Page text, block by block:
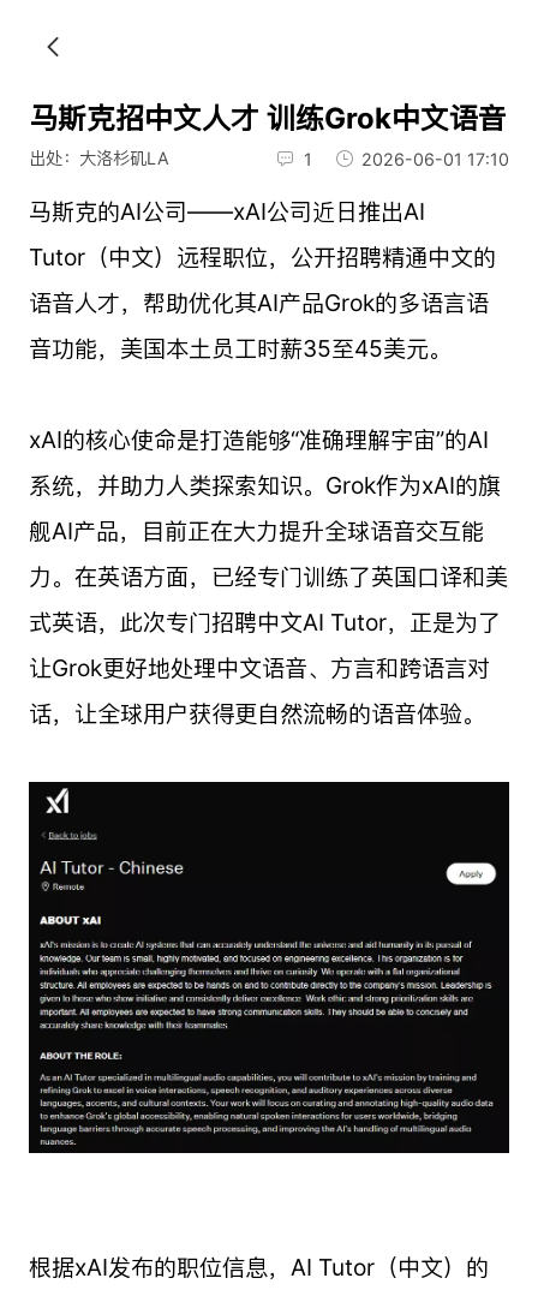
马斯克招中文人才 训练Grok中文语音
出处：大洛杉矶LA 1 2026-06-01 17:10
马斯克的AI公司——xAI公司近日推出AI
Tutor（中文）远程职位，公开招聘精通中文的
语音人才，帮助优化其AI产品Grok的多语言语
音功能，美国本土员工时薪35至45美元。
xAI的核心使命是打造能够“准确理解宇宙”的AI
系统，并助力人类探索知识。Grok作为xAI的旗
舰AI产品，目前正在大力提升全球语音交互能
力。在英语方面，已经专门训练了英国口译和美
式英语，此次专门招聘中文AI Tutor，正是为了
让Grok更好地处理中文语音、方言和跨语言对
话，让全球用户获得更自然流畅的语音体验。
根据xAI发布的职位信息，AI Tutor（中文）的